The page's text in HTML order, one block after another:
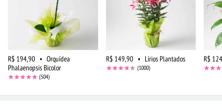
R$ 194,90 • Orquídea
Phalaenopsis Bicolor
(504)
R$ 149,90 • Lírios Plantados
(1000)
R$